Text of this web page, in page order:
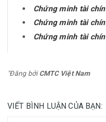
Chứng minh tài
Chứng minh tài
Chứng minh tài
"Đăng bởiCMTC Việt Nam
VIẾT BÌNH LUẬN CỦA BẠN: